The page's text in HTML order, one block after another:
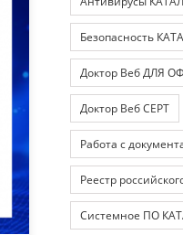
Безопасность
Доктор Веб ДЛЯ
Доктор Веб СЕРТ
Работа с
Реестр
Системное ПО